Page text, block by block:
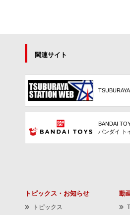
関連サイト
BANDAI
バンダイ ト
トピックス・お知らせ
トピックス
動